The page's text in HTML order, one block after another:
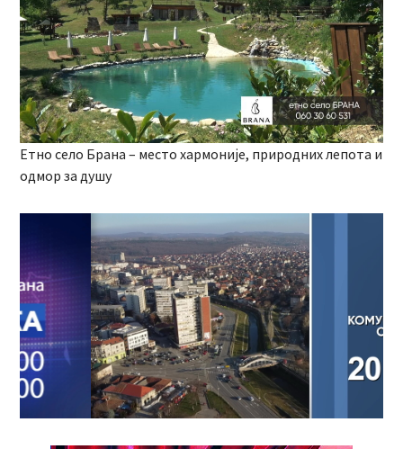
Етно село Брана – место хармоније, природних лепота и
одмор за душу